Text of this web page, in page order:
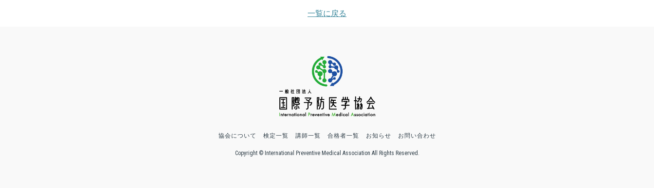
一覧に戻る
協会について 検定一覧 講師一覧 合格者一覧 お知らせ お問い合わせ
Copyright © International Preventive Medical Association All Rights Reserved.